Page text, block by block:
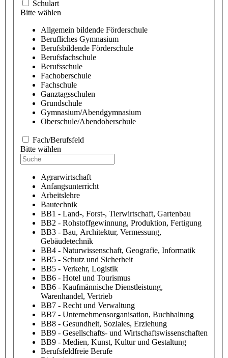
Schulart
Bitte wählen
Allgemein bildende Förderschule
Berufliches Gymnasium
Berufsbildende Förderschule
Berufsfachschule
Berufsschule
Fachoberschule
Fachschule
Ganztagsschulen
Grundschule
Gymnasium/Abendgymnasium
Oberschule/Abendoberschule
Fach/Berufsfeld
Bitte wählen
Agrarwirtschaft
Anfangsunterricht
Arbeitslehre
Bautechnik
BB1 - Land-, Forst-, Tierwirtschaft, Gartenbau
BB2 - Rohstoffgewinnung, Produktion, Fertigung
BB3 - Bau, Architektur, Vermessung,
Gebäudetechnik
BB4 - Naturwissenschaft, Geografie, Informatik
BB5 - Schutz und Sicherheit
BB5 - Verkehr, Logistik
BB6 - Hotel und Tourismus
BB6 - Kaufmännische Dienstleistung,
Warenhandel, Vertrieb
BB7 - Recht und Verwaltung
BB7 - Unternehmensorganisation, Buchhaltung
BB8 - Gesundheit, Soziales, Erziehung
BB9 - Gesellschafts- und Wirtschaftswissenschaften
BB9 - Medien, Kunst, Kultur und Gestaltung
Berufsfeldfreie Berufe